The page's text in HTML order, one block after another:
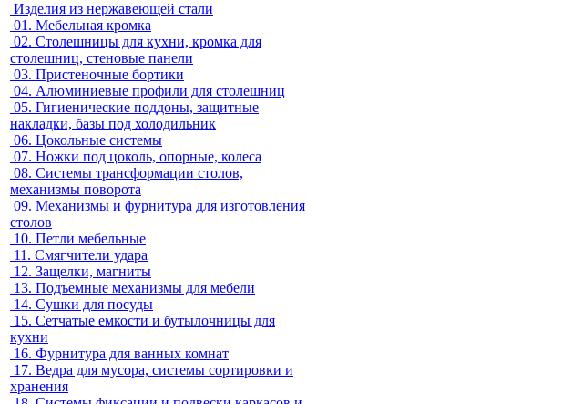
Изделия из нержавеющей стали
01. Мебельная кромка
02. Столешницы для кухни, кромка для
столешниц, стеновые панели
03. Пристеночные бортики
04. Алюминиевые профили для столешниц
05. Гигиенические поддоны, защитные
накладки, базы под холодильник
06. Цокольные системы
07. Ножки под цоколь, опорные, колеса
08. Системы трансформации столов,
механизмы поворота
09. Механизмы и фурнитура для изготовления
столов
10. Петли мебельные
11. Смягчители удара
12. Защелки, магниты
13. Подъемные механизмы для мебели
14. Сушки для посуды
15. Сетчатые емкости и бутылочницы для
кухни
16. Фурнитура для ванных комнат
17. Ведра для мусора, системы сортировки и
хранения